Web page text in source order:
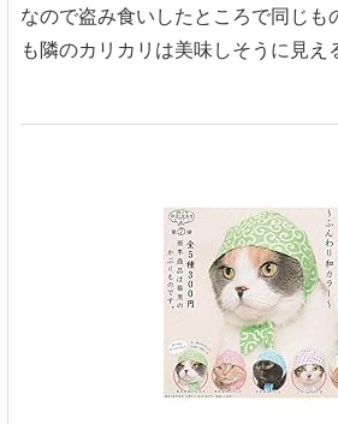
なので盗み食いしたところで同じも
も隣のカリカリは美味しそうに見え